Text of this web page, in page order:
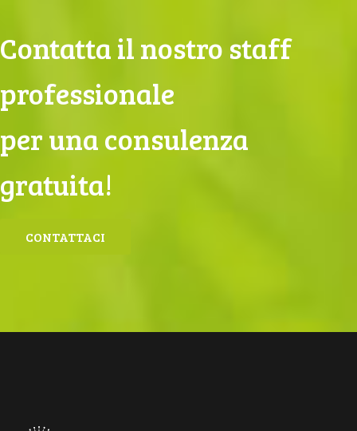
Contatta il nostro staff
professionale
per una consulenza
gratuita!
CONTATTACI